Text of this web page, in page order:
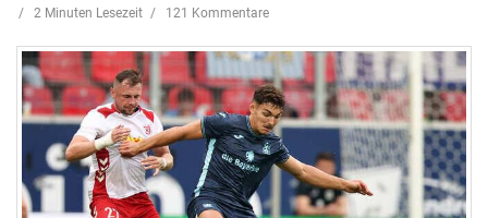
2 Minuten Lesezeit
121 Kommentare